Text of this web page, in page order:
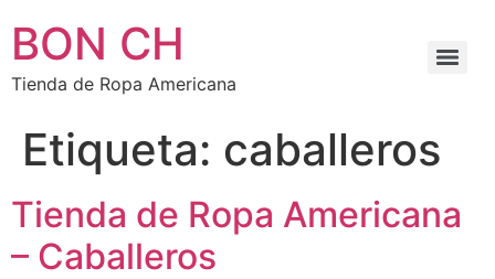
BON CH
Tienda de Ropa Americana
Etiqueta: caballeros
Tienda de Ropa Americana
– Caballeros